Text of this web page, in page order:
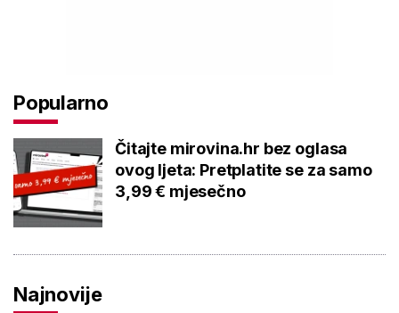
Popularno
Čitajte mirovina.hr bez oglasa
ovog ljeta: Pretplatite se za samo
3,99 € mjesečno
Najnovije